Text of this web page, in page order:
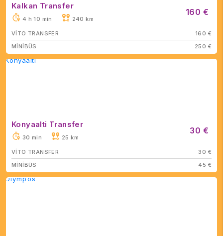
Kalkan Transfer
4 h 10 min 240 km
160 €
VİTO TRANSFER
160 €
MİNİBÜS
250 €
Konyaalti Transfer
30 min 25 km
30 €
VİTO TRANSFER
30 €
MİNİBÜS
45 €